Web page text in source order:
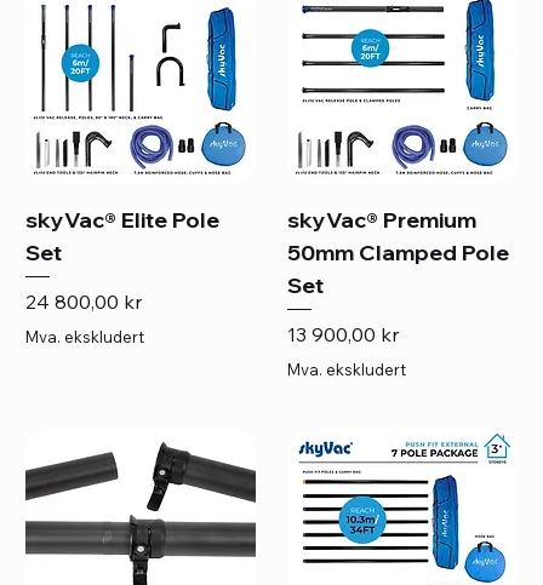
skyVac® Elite Pole
Set
Pris
24 800,00 kr
Mva. ekskludert
skyVac® Premium
50mm Clamped Pole
Set
Pris
13 900,00 kr
Mva. ekskludert